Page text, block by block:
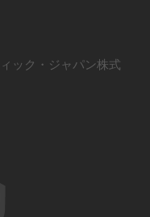
ック・ジャパン株式